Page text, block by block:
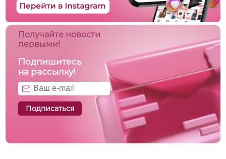
Получайте новости
первыми!
Подпишитесь
на рассылку!
Подписаться